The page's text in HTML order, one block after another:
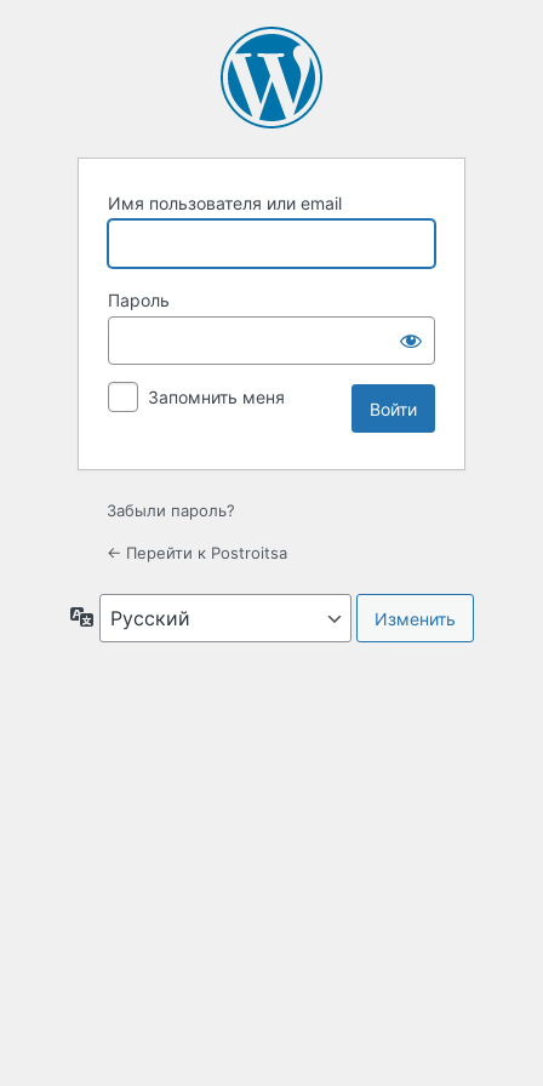
Имя пользователя или email
Пароль
Запомнить меня
Забыли пароль?
← Перейти к Postroitsa
Язык